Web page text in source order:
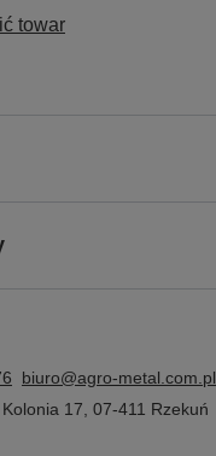
towar
biuro@agro-metal.com.pl
Kolonia 17 07-411 Rzekuń